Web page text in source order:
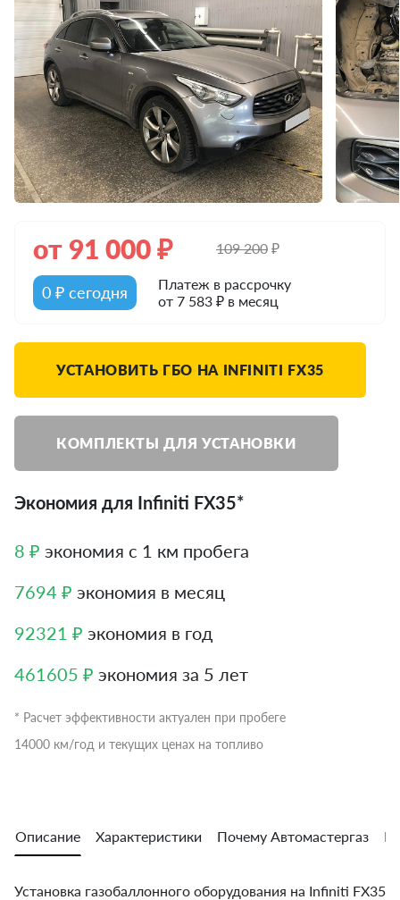
от 91 000₽ 109 200₽
0 ₽ сегодня
Платеж в рассрочку
от 7 583 ₽ в месяц
УСТАНОВИТЬ ГБО НА INFINITI FX35
КОМПЛЕКТЫ ДЛЯ УСТАНОВКИ
Экономия для Infiniti FX35*
8 ₽ экономия с 1 км пробега
7694 ₽ экономия в месяц
92321 ₽ экономия в год
461605 ₽ экономия за 5 лет
* Расчет эффективности актуален при пробеге
14000 км/год и текущих ценах на топливо
Описание Характеристики Почему Автомастергаз
Установка газобаллонного оборудования на Infiniti FX35